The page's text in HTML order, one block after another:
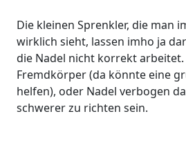
Die kleinen Sprenkler, die man
wirklich sieht, lassen imho ja
die Nadel nicht korrekt
Fremdkörper (da könnte eine
helfen), oder Nadel verbogen
schwerer zu richten sein.